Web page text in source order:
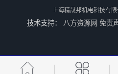
上海精晟邦机电科技有限
技术支持： 八方资源网 免责